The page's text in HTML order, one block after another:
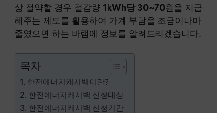
상 절약할 경우 절감량 1kWh당 30~70원을 지급
해주는 제도를 활용하여 가계 부담을 조금이나마
줄였으면 하는 바램에 정보를 알려드리겠습니다.
목차
한전에너지캐시백이란?
한전에너지캐시백 신청대상
한전에너지캐시백 신청기간